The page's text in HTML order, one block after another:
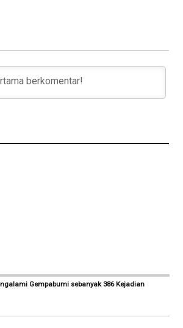
Gempabumi sebanyak 386 Kejadian